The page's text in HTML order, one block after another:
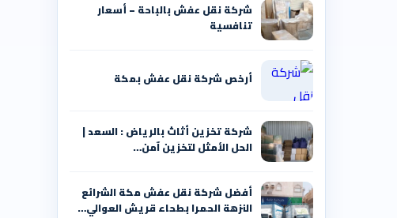
شركة نقل عفش بالباحة – أسعار
تنافسية
أرخص شركة نقل عفش بمكة
شركة تخزين أثاث بالرياض : السعد |
الحل الأمثل لتخزين آمن…
أفضل شركة نقل عفش مكة الشرائع
النزهة الحمرا بطحاء قريش العوالي…